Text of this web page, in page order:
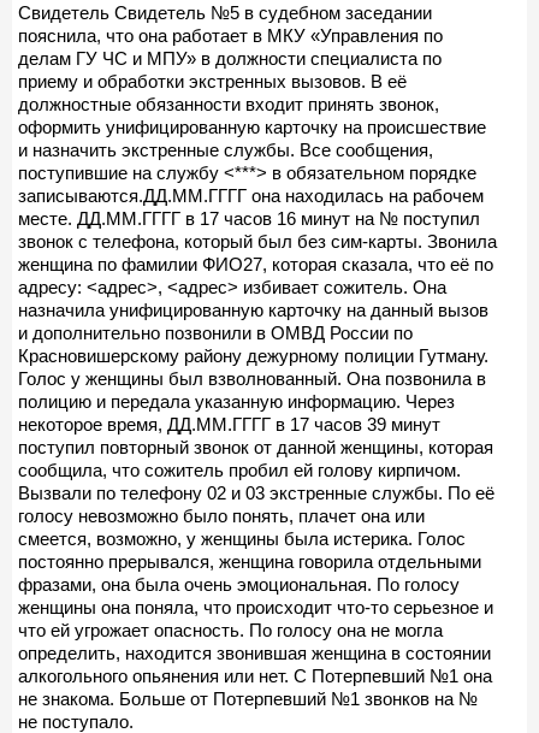
Свидетель Свидетель №5 в судебном заседании
пояснила, что она работает в МКУ «Управления по
делам ГУ ЧС и МПУ» в должности специалиста по
приему и обработки экстренных вызовов. В её
должностные обязанности входит принять звонок,
оформить унифицированную карточку на происшествие
и назначить экстренные службы. Все сообщения,
поступившие на службу <***> в обязательном порядке
записываются.ДД.ММ.ГГГГ она находилась на рабочем
месте. ДД.ММ.ГГГГ в 17 часов 16 минут на № поступил
звонок с телефона, который был без сим-карты. Звонила
женщина по фамилии ФИО27, которая сказала, что её по
адресу: <адрес>, <адрес> избивает сожитель. Она
назначила унифицированную карточку на данный вызов
и дополнительно позвонили в ОМВД России по
Красновишерскому району дежурному полиции Гутману.
Голос у женщины был взволнованный. Она позвонила в
полицию и передала указанную информацию. Через
некоторое время, ДД.ММ.ГГГГ в 17 часов 39 минут
поступил повторный звонок от данной женщины, которая
сообщила, что сожитель пробил ей голову кирпичом.
Вызвали по телефону 02 и 03 экстренные службы. По её
голосу невозможно было понять, плачет она или
смеется, возможно, у женщины была истерика. Голос
постоянно прерывался, женщина говорила отдельными
фразами, она была очень эмоциональная. По голосу
женщины она поняла, что происходит что-то серьезное и
что ей угрожает опасность. По голосу она не могла
определить, находится звонившая женщина в состоянии
алкогольного опьянения или нет. С Потерпевший №1 она
не знакома. Больше от Потерпевший №1 звонков на №
не поступало.